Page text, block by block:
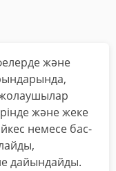
және
және жеке
немесе бас-
дайындайды.